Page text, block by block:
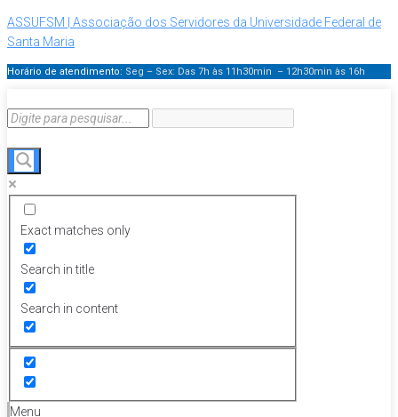
ASSUFSM | Associação dos Servidores da Universidade Federal de
Santa Maria
Horário de atendimento: Seg – Sex: Das 7h às 11h30min – 12h30min às 16h
Exact matches only
Search in title
Search in content
Menu